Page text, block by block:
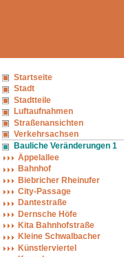
Startseite
Stadt
Stadtteile
Luftaufnahmen
Straßenansichten
Verkehrsachsen
Bauliche Veränderungen 1
Äppelallee
Bahnhof
Biebricher Rheinufer
City-Passage
Dantestraße
Dernsche Höfe
Kita Bahnhofstraße
Kleine Schwalbacher
Künstlerviertel